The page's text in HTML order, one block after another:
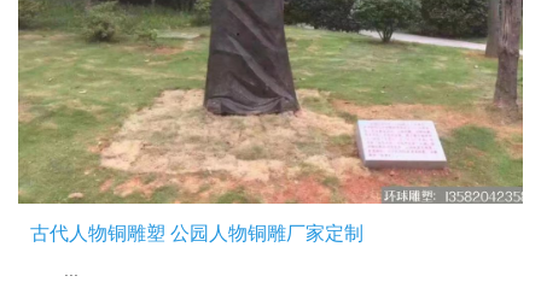
古代人物铜雕塑 公园人物铜雕厂家定制